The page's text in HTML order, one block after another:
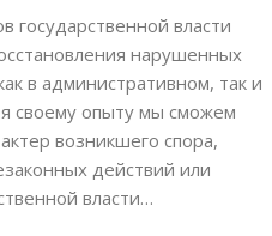
власти
нарушенных
в административном, так и
своему опыту мы сможем
возникшего спора,
действий или
власти…